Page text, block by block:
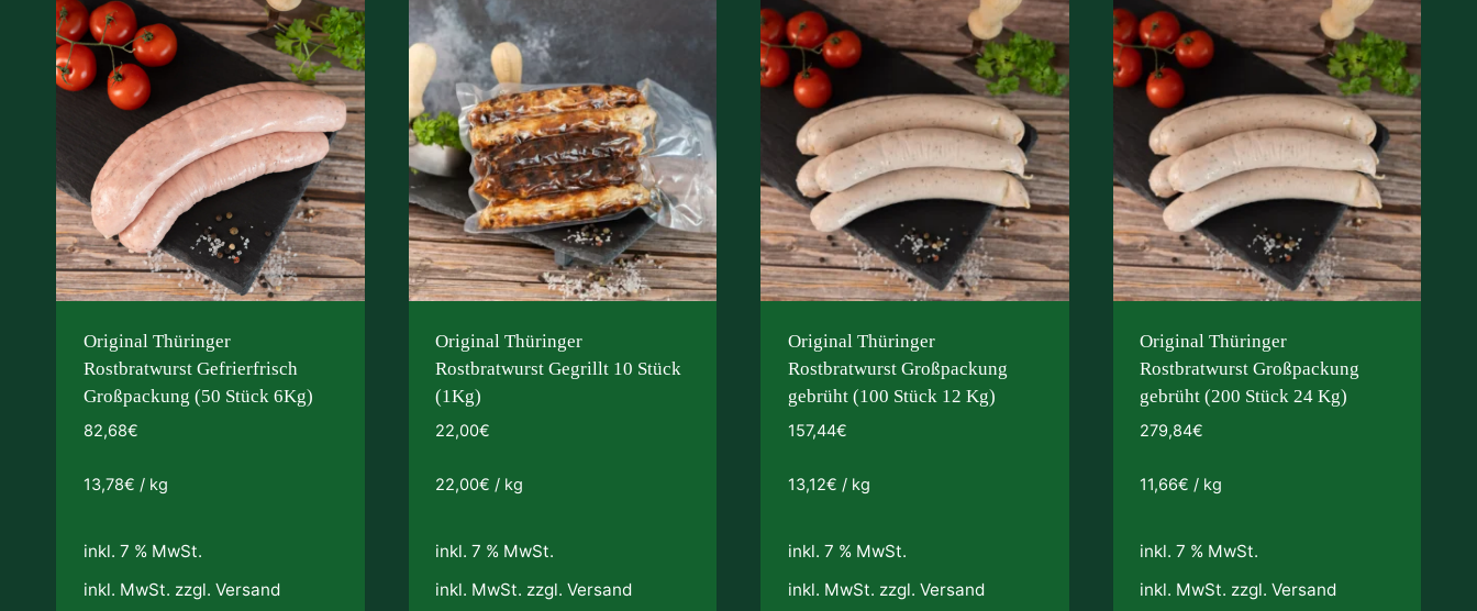
Original Thüringer
Rostbratwurst Gefrierfrisch
Großpackung (50 Stück 6Kg)
82,68€
13,78€ / kg
inkl. 7 % MwSt.
inkl. MwSt. zzgl. Versand
Original Thüringer
Rostbratwurst Gegrillt 10 Stück
(1Kg)
22,00€
22,00€ / kg
inkl. 7 % MwSt.
inkl. MwSt. zzgl. Versand
Original Thüringer
Rostbratwurst Großpackung
gebrüht (100 Stück 12 Kg)
157,44€
13,12€ / kg
inkl. 7 % MwSt.
inkl. MwSt. zzgl. Versand
Original Thüringer
Rostbratwurst Großpackung
gebrüht (200 Stück 24 Kg)
279,84€
11,66€ / kg
inkl. 7 % MwSt.
inkl. MwSt. zzgl. Versand